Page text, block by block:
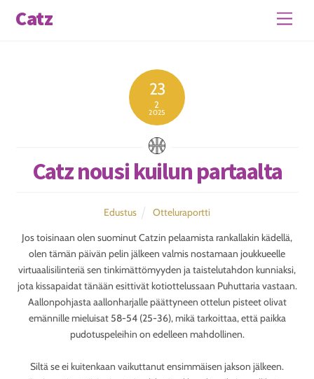
Menu
Catz
23
2
2025
Catz nousi kuilun partaalta
Edustus
Otteluraportti
Jos toisinaan olen suominut Catzin pelaamista rankallakin kädellä,
olen tämän päivän pelin jälkeen valmis nostamaan joukkueelle
virtuaalisilinteriä sen tinkimättömyyden ja taistelutahdon kunniaksi,
jota kissapaidat tänään esittivät kotiottelussaan Puhuttaria vastaan.
Aallonpohjasta aallonharjalle päättyneen ottelun pisteet olivat
emännille mieluisat 58-54 (25-36), mikä tarkoittaa, että paikka
pudotuspeleihin on edelleen mahdollinen.
Siltä se ei kuitenkaan vaikuttanut ensimmäisen jakson jälkeen.